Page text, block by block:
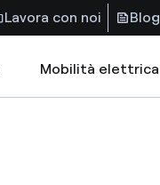
Lavora con noi Blog
Mobilità elettrica